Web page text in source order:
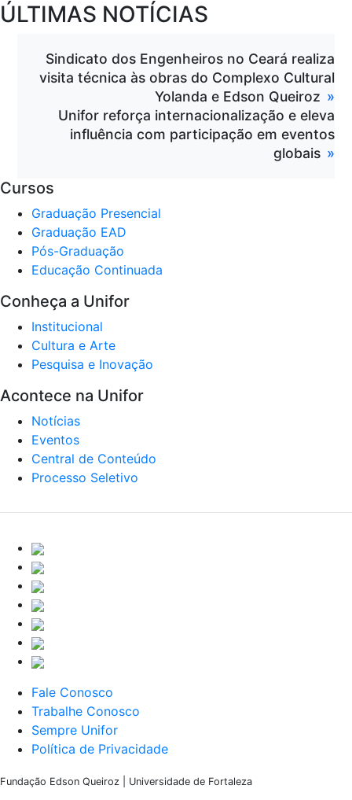
ÚLTIMAS NOTÍCIAS
Sindicato dos Engenheiros no Ceará realiza
visita técnica às obras do Complexo Cultural
Yolanda e Edson Queiroz
Unifor reforça internacionalização e eleva
influência com participação em eventos
globais
Cursos
Graduação Presencial
Graduação EAD
Pós-Graduação
Educação Continuada
Conheça a Unifor
Institucional
Cultura e Arte
Pesquisa e Inovação
Acontece na Unifor
Notícias
Eventos
Central de Conteúdo
Processo Seletivo
Fale Conosco
Trabalhe Conosco
Sempre Unifor
Política de Privacidade
Fundação Edson Queiroz | Universidade de Fortaleza